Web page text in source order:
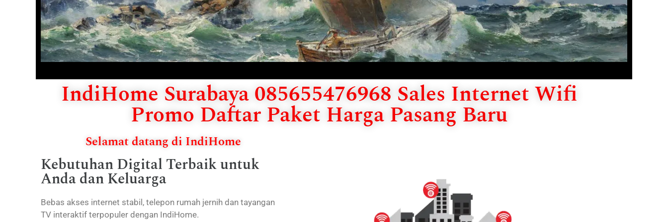
IndiHome Surabaya 085655476968 Sales Internet Wifi
Promo Daftar Paket Harga Pasang Baru
Selamat datang di IndiHome
Kebutuhan Digital Terbaik untuk
Anda dan Keluarga
Bebas akses internet stabil, telepon rumah jernih dan tayangan
TV interaktif terpopuler dengan IndiHome.